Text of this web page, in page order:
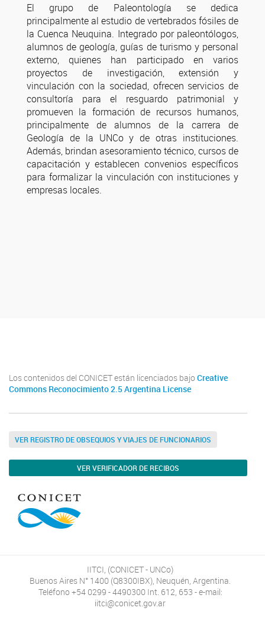
El grupo de Paleontología se dedica
principalmente al estudio de vertebrados fósiles de
la Cuenca Neuquina. Integrado por paleontólogos,
alumnos de geología, guías de turismo y personal
externo, quienes han participado en varios
proyectos de investigación, extensión y
vinculación con la sociedad, ofrecen servicios de
consultoría para el resguardo patrimonial y
promueven la formación de recursos humanos,
principalmente de alumnos de la carrera de
Geología de la UNCo y de otras instituciones.
Además, brindan asesoramiento técnico, cursos de
capacitación y establecen convenios específicos
para formalizar la vinculación con instituciones y
empresas locales.
Los contenidos del CONICET están licenciados bajo Creative
Commons Reconocimiento 2.5 Argentina License
VER REGISTRO DE OBSEQUIOS Y VIAJES DE FUNCIONARIOS
VER VERIFICADOR DE RECIBOS
IITCI, (CONICET - UNCo)
Buenos Aires N° 1400 (Q8300IBX), Neuquén, Argentina.
Teléfono +54 0299 - 4490300 Int. 612, 653 - e-mail:
iitci@conicet.gov.ar